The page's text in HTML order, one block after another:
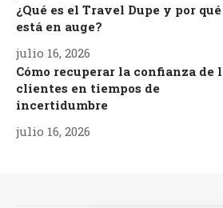
¿Qué es el Travel Dupe y por qué
está en auge?
julio 16, 2026
Cómo recuperar la confianza de
clientes en tiempos de
incertidumbre
julio 16, 2026